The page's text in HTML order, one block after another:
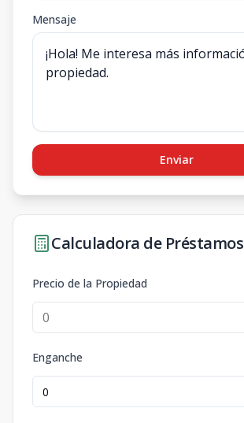
Mensaje
Enviar
Calculadora de Préstamos
Precio de la Propiedad
Enganche